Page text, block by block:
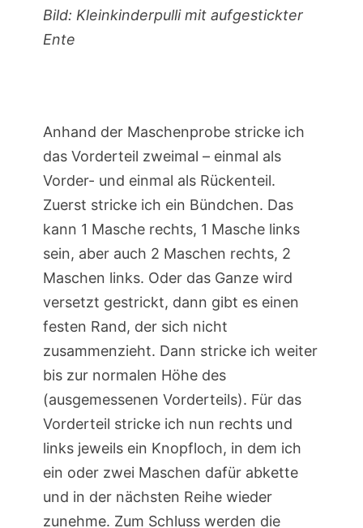
Bild: Kleinkinderpulli mit aufgestickter
Ente
Anhand der Maschenprobe stricke ich
das Vorderteil zweimal – einmal als
Vorder- und einmal als Rückenteil.
Zuerst stricke ich ein Bündchen. Das
kann 1 Masche rechts, 1 Masche links
sein, aber auch 2 Maschen rechts, 2
Maschen links. Oder das Ganze wird
versetzt gestrickt, dann gibt es einen
festen Rand, der sich nicht
zusammenzieht. Dann stricke ich weiter
bis zur normalen Höhe des
(ausgemessenen Vorderteils). Für das
Vorderteil stricke ich nun rechts und
links jeweils ein Knopfloch, in dem ich
ein oder zwei Maschen dafür abkette
und in der nächsten Reihe wieder
zunehme. Zum Schluss werden die